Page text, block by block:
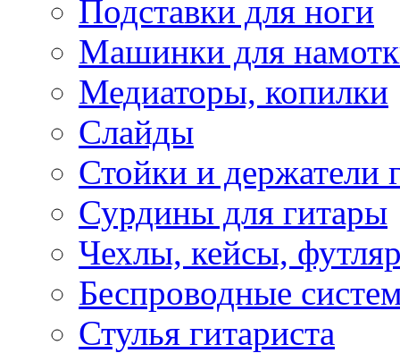
Подставки для ноги
Машинки для
Медиаторы, копилки
Слайды
Стойки и держатели
Сурдины для гитары
Чехлы, кейсы,
Беспроводные
Стулья гитариста